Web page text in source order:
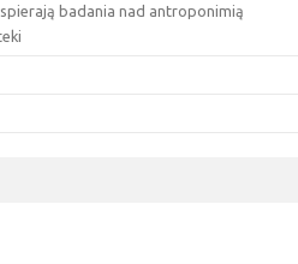
badania nad antroponimią